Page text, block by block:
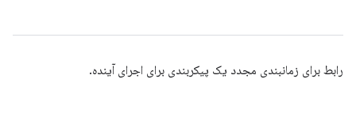
رابط برای زمانبندی مجدد یک پیکربندی برای اجرای آینده.